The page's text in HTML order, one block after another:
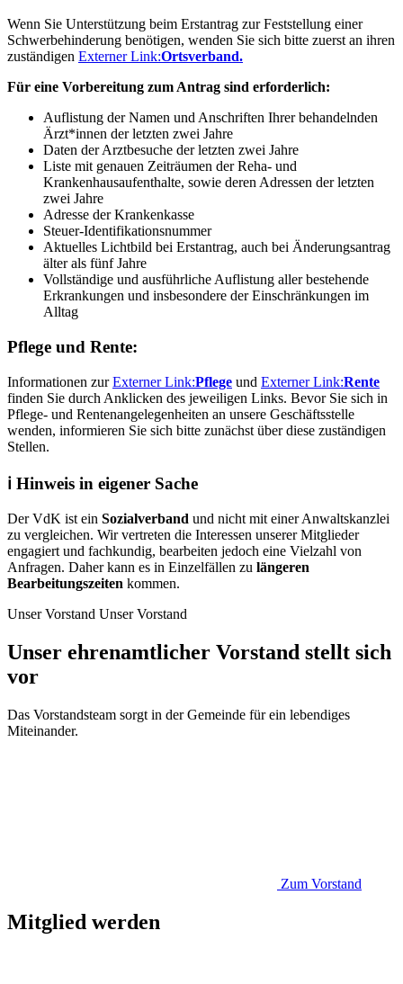
Wenn Sie Unterstützung beim Erstantrag zur Feststellung einer
Schwerbehinderung benötigen, wenden Sie sich bitte zuerst an ihren
zuständigen Externer Link:Ortsverband.
Für eine Vorbereitung zum Antrag sind erforderlich:
Auflistung der Namen und Anschriften Ihrer behandelnden
Ärzt*innen der letzten zwei Jahre
Daten der Arztbesuche der letzten zwei Jahre
Liste mit genauen Zeiträumen der Reha- und
Krankenhausaufenthalte, sowie deren Adressen der letzten
zwei Jahre
Adresse der Krankenkasse
Steuer-Identifikationsnummer
Aktuelles Lichtbild bei Erstantrag, auch bei Änderungsantrag
älter als fünf Jahre
Vollständige und ausführliche Auflistung aller bestehende
Erkrankungen und insbesondere der Einschränkungen im
Alltag
Pflege und Rente:
Informationen zur Externer Link:Pflege und Externer Link:Rente
finden Sie durch Anklicken des jeweiligen Links. Bevor Sie sich in
Pflege- und Rentenangelegenheiten an unsere Geschäftsstelle
wenden, informieren Sie sich bitte zunächst über diese zuständigen
Stellen.
ℹ️ Hinweis in eigener Sache
Der VdK ist ein Sozialverband und nicht mit einer Anwaltskanzlei
zu vergleichen. Wir vertreten die Interessen unserer Mitglieder
engagiert und fachkundig, bearbeiten jedoch eine Vielzahl von
Anfragen. Daher kann es in Einzelfällen zu längeren
Bearbeitungszeiten kommen.
Unser Vorstand Unser Vorstand
Unser ehrenamtlicher Vorstand stellt sich
vor
Das Vorstandsteam sorgt in der Gemeinde für ein lebendiges
Miteinander.
Zum Vorstand
Mitglied werden